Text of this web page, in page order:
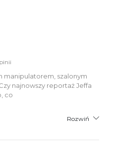
manipulatorem, szalonym
najnowszy reportaż Jeffa
co
Rozwiń